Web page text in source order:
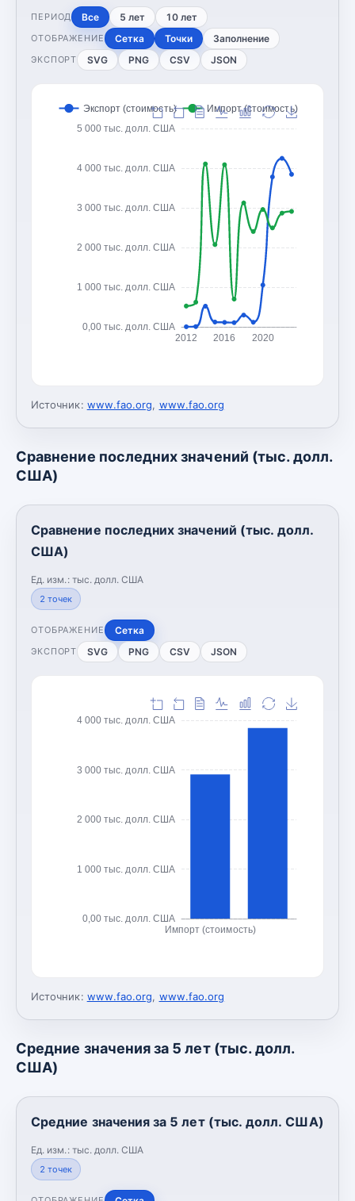
ПЕРИОД Все 5 лет 10 лет
ОТОБРАЖЕНИЕ Сетка Точки Заполнение
ЭКСПОРТ SVG PNG CSV JSON
0,00 тыс. долл. США
1 000 тыс. долл. США
2 000 тыс. долл. США
3 000 тыс. долл. США
4 000 тыс. долл. США
5 000 тыс. долл. США
2012 2016 2020
Экспорт (стоимость) Импорт (стоимость)
Источник: www.fao.org, www.fao.org
Сравнение последних значений (тыс. долл.
США)
Сравнение последних значений (тыс. долл.
США)
Ед. изм.: тыс. долл. США
2 точек
ОТОБРАЖЕНИЕ Сетка
ЭКСПОРТ SVG PNG CSV JSON
0,00 тыс. долл. США
1 000 тыс. долл. США
2 000 тыс. долл. США
3 000 тыс. долл. США
4 000 тыс. долл. США
Импорт (стоимость)
Источник: www.fao.org, www.fao.org
Средние значения за 5 лет (тыс. долл.
США)
Средние значения за 5 лет (тыс. долл. США)
Ед. изм.: тыс. долл. США
2 точек